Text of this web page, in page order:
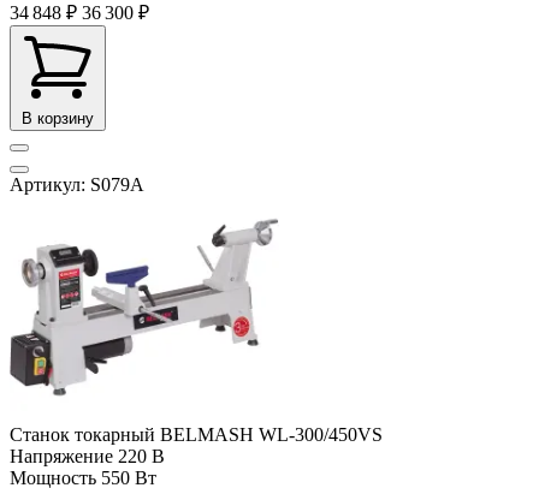
34 848 ₽ 36 300 ₽
В корзину
Артикул: S079A
Станок токарный BELMASH WL-300/450VS
Напряжение 220 В
Мощность 550 Вт